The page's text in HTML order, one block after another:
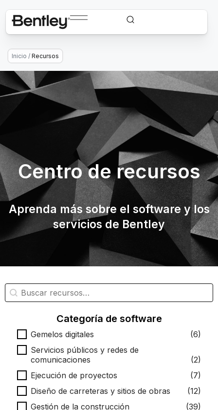
Inicio / Recursos
Centro de recursos
Aprenda más sobre el software y los
servicios de Bentley
Búsqueda de recursos
Buscar contenido
Categoría de software
Categoría de software
Gemelos digitales
(6)
Servicios públicos y redes de
comunicaciones
(2)
Ejecución de proyectos
(7)
Diseño de carreteras y sitios de obras
(12)
Gestión de la construcción
(39)